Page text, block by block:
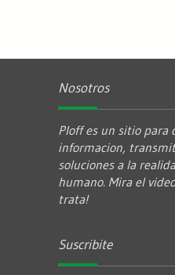
Nosotros
Ploff es un sitio para
informacion,
soluciones a la
humano. Mira el
trata!
Suscribite